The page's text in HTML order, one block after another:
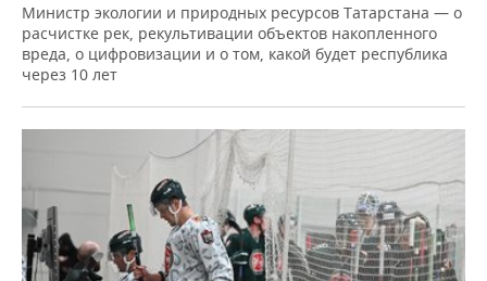
Министр экологии и природных ресурсов Татарстана — о
расчистке рек, рекультивации объектов накопленного
вреда, о цифровизации и о том, какой будет республика
через 10 лет